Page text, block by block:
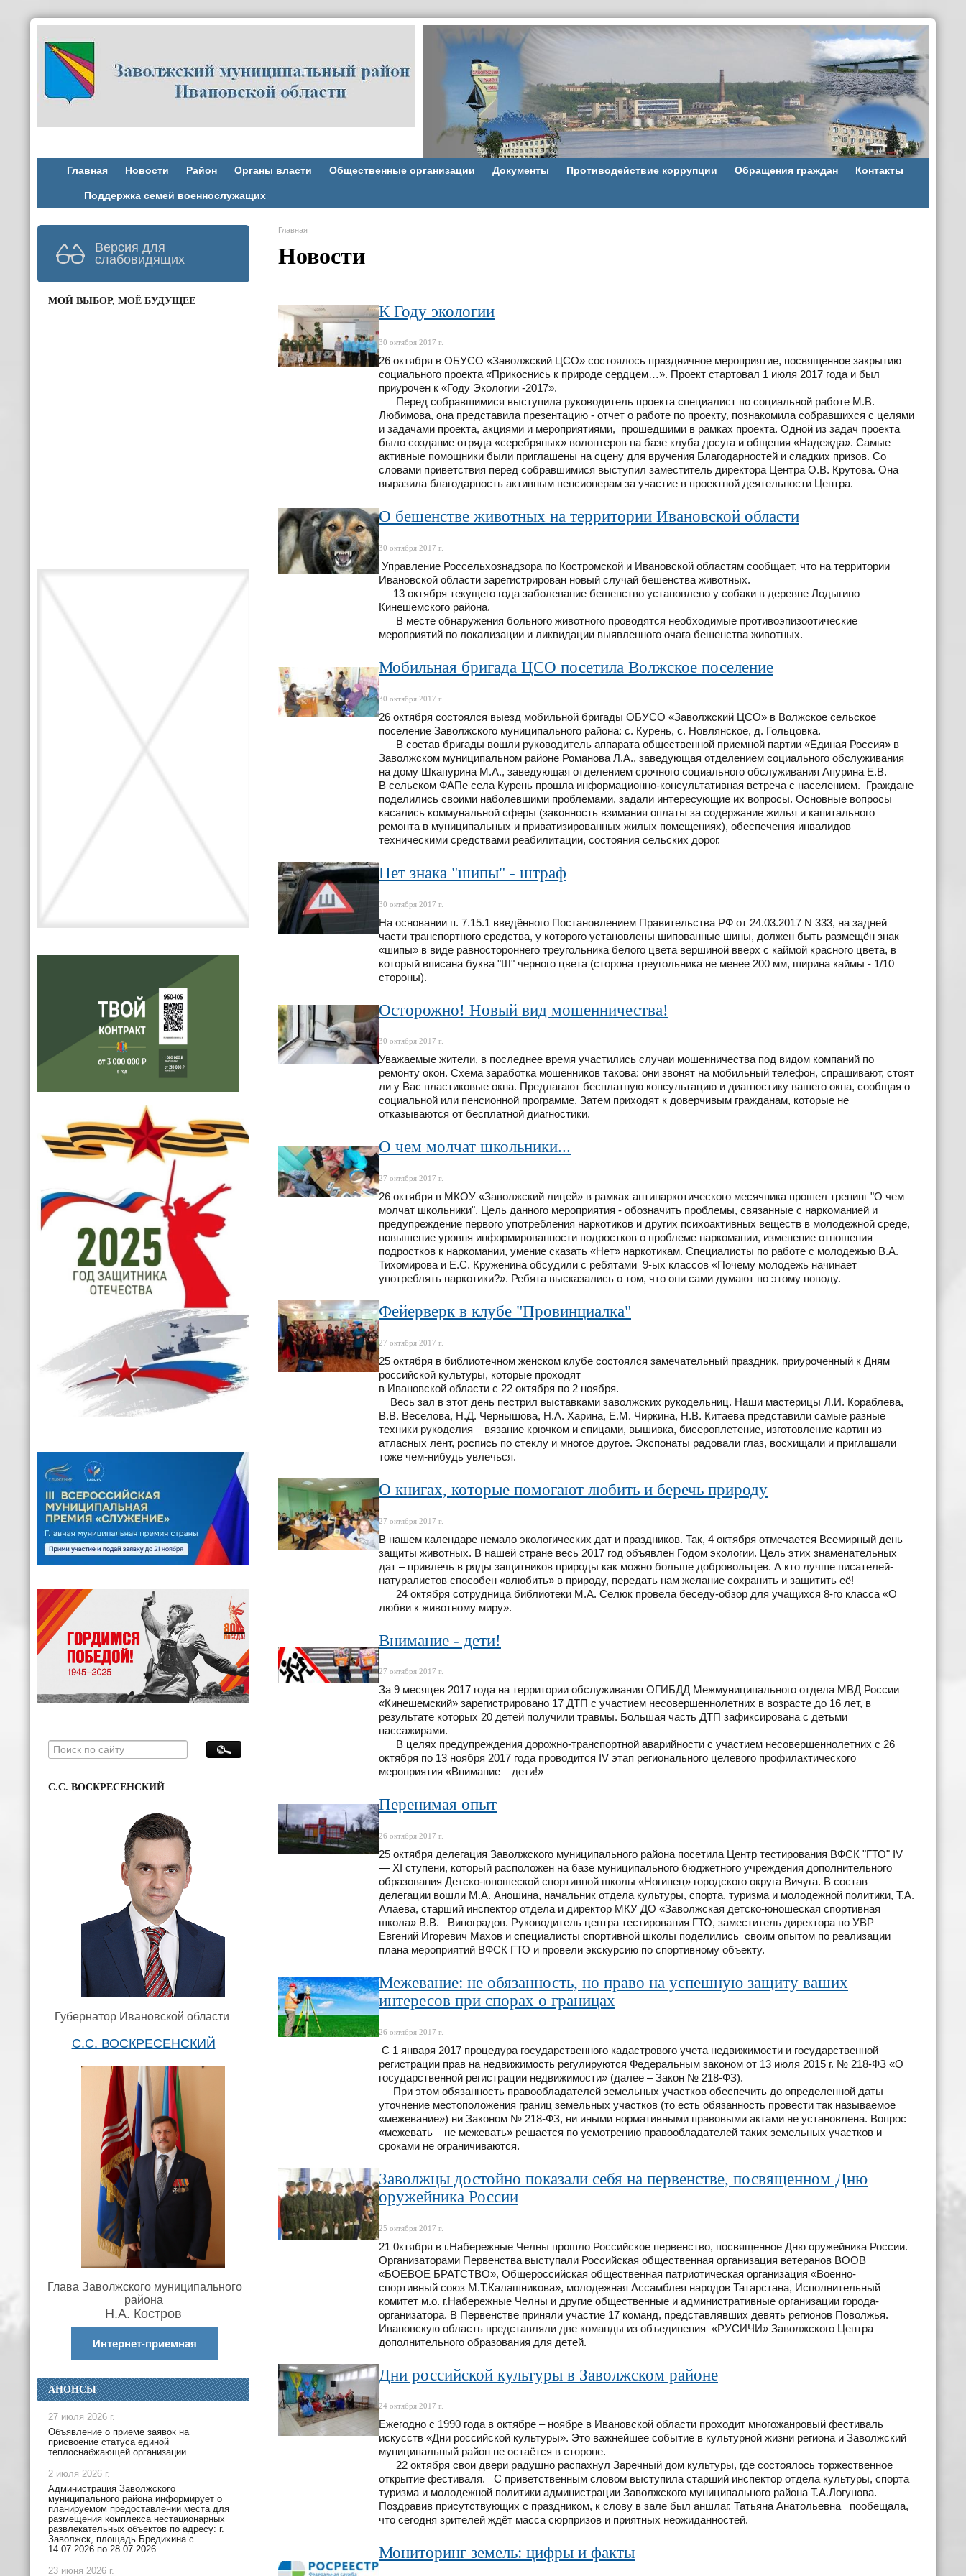
Главная Новости Район Органы власти Общественные организации Документы Противодействие коррупции Обращения граждан Контакты
Поддержка семей военнослужащих
Версия для
слабовидящих
МОЙ ВЫБОР, МОЁ БУДУЩЕЕ
С.С. ВОСКРЕСЕНСКИЙ
Губернатор Ивановской области
С.С. ВОСКРЕСЕНСКИЙ
Глава Заволжского муниципального
района
Н.А. Костров
Интернет-приемная
АНОНСЫ
27 июля 2026 г.
Объявление о приеме заявок на
присвоение статуса единой
теплоснабжающей организации
2 июля 2026 г.
Администрация Заволжского
муниципального района информирует о
планируемом предоставлении места для
размещения комплекса нестационарных
развлекательных объектов по адресу: г.
Заволжск, площадь Бредихина с
14.07.2026 по 28.07.2026.
23 июня 2026 г.
Главная
Новости
К Году экологии
30 октября 2017 г.
26 октября в ОБУСО «Заволжский ЦСО» состоялось праздничное мероприятие, посвященное закрытию
социального проекта «Прикоснись к природе сердцем…». Проект стартовал 1 июля 2017 года и был
приурочен к «Году Экологии -2017».
Перед собравшимися выступила руководитель проекта специалист по социальной работе М.В.
Любимова, она представила презентацию - отчет о работе по проекту, познакомила собравшихся с целями
и задачами проекта, акциями и мероприятиями, прошедшими в рамках проекта. Одной из задач проекта
было создание отряда «серебряных» волонтеров на базе клуба досуга и общения «Надежда». Самые
активные помощники были приглашены на сцену для вручения Благодарностей и сладких призов. Со
словами приветствия перед собравшимися выступил заместитель директора Центра О.В. Крутова. Она
выразила благодарность активным пенсионерам за участие в проектной деятельности Центра.
О бешенстве животных на территории Ивановской области
30 октября 2017 г.
Управление Россельхознадзора по Костромской и Ивановской областям сообщает, что на территории
Ивановской области зарегистрирован новый случай бешенства животных.
13 октября текущего года заболевание бешенство установлено у собаки в деревне Лодыгино
Кинешемского района.
В месте обнаружения больного животного проводятся необходимые противоэпизоотические
мероприятий по локализации и ликвидации выявленного очага бешенства животных.
Мобильная бригада ЦСО посетила Волжское поселение
30 октября 2017 г.
26 октября состоялся выезд мобильной бригады ОБУСО «Заволжский ЦСО» в Волжское сельское
поселение Заволжского муниципального района: с. Курень, с. Новлянское, д. Гольцовка.
В состав бригады вошли руководитель аппарата общественной приемной партии «Единая Россия» в
Заволжском муниципальном районе Романова Л.А., заведующая отделением социального обслуживания
на дому Шкапурина М.А., заведующая отделением срочного социального обслуживания Апурина Е.В.
В сельском ФАПе села Курень прошла информационно-консультативная встреча с населением. Граждане
поделились своими наболевшими проблемами, задали интересующие их вопросы. Основные вопросы
касались коммунальной сферы (законность взимания оплаты за содержание жилья и капитального
ремонта в муниципальных и приватизированных жилых помещениях), обеспечения инвалидов
техническими средствами реабилитации, состояния сельских дорог.
Нет знака "шипы" - штраф
30 октября 2017 г.
На основании п. 7.15.1 введённого Постановлением Правительства РФ от 24.03.2017 N 333, на задней
части транспортного средства, у которого установлены шипованные шины, должен быть размещён знак
«шипы» в виде равностороннего треугольника белого цвета вершиной вверх с каймой красного цвета, в
который вписана буква "Ш" черного цвета (сторона треугольника не менее 200 мм, ширина каймы - 1/10
стороны).
Осторожно! Новый вид мошенничества!
30 октября 2017 г.
Уважаемые жители, в последнее время участились случаи мошенничества под видом компаний по
ремонту окон. Схема заработка мошенников такова: они звонят на мобильный телефон, спрашивают, стоят
ли у Вас пластиковые окна. Предлагают бесплатную консультацию и диагностику вашего окна, сообщая о
социальной или пенсионной программе. Затем приходят к доверчивым гражданам, которые не
отказываются от бесплатной диагностики.
О чем молчат школьники...
27 октября 2017 г.
26 октября в МКОУ «Заволжский лицей» в рамках антинаркотического месячника прошел тренинг "О чем
молчат школьники". Цель данного мероприятия - обозначить проблемы, связанные с наркоманией и
предупреждение первого употребления наркотиков и других психоактивных веществ в молодежной среде,
повышение уровня информированности подростков о проблеме наркомании, изменение отношения
подростков к наркомании, умение сказать «Нет» наркотикам. Специалисты по работе с молодежью В.А.
Тихомирова и Е.С. Круженина обсудили с ребятами 9-ых классов «Почему молодежь начинает
употреблять наркотики?». Ребята высказались о том, что они сами думают по этому поводу.
Фейерверк в клубе "Провинциалка"
27 октября 2017 г.
25 октября в библиотечном женском клубе состоялся замечательный праздник, приуроченный к Дням
российской культуры, которые проходят
в Ивановской области с 22 октября по 2 ноября.
Весь зал в этот день пестрил выставками заволжских рукодельниц. Наши мастерицы Л.И. Кораблева,
В.В. Веселова, Н.Д. Чернышова, Н.А. Харина, Е.М. Чиркина, Н.В. Китаева представили самые разные
техники рукоделия – вязание крючком и спицами, вышивка, бисероплетение, изготовление картин из
атласных лент, роспись по стеклу и многое другое. Экспонаты радовали глаз, восхищали и приглашали
тоже чем-нибудь увлечься.
О книгах, которые помогают любить и беречь природу
27 октября 2017 г.
В нашем календаре немало экологических дат и праздников. Так, 4 октября отмечается Всемирный день
защиты животных. В нашей стране весь 2017 год объявлен Годом экологии. Цель этих знаменательных
дат – привлечь в ряды защитников природы как можно больше добровольцев. А кто лучше писателей-
натуралистов способен «влюбить» в природу, передать нам желание сохранить и защитить её!
24 октября сотрудница библиотеки М.А. Селюк провела беседу-обзор для учащихся 8-го класса «О
любви к животному миру».
Внимание - дети!
27 октября 2017 г.
За 9 месяцев 2017 года на территории обслуживания ОГИБДД Межмуниципального отдела МВД России
«Кинешемский» зарегистрировано 17 ДТП с участием несовершеннолетних в возрасте до 16 лет, в
результате которых 20 детей получили травмы. Большая часть ДТП зафиксирована с детьми
пассажирами.
В целях предупреждения дорожно-транспортной аварийности с участием несовершеннолетних с 26
октября по 13 ноября 2017 года проводится IV этап регионального целевого профилактического
мероприятия «Внимание – дети!»
Перенимая опыт
26 октября 2017 г.
25 октября делегация Заволжского муниципального района посетила Центр тестирования ВФСК "ГТО" IV
— XI ступени, который расположен на базе муниципального бюджетного учреждения дополнительного
образования Детско-юношеской спортивной школы «Ногинец» городского округа Вичуга. В состав
делегации вошли М.А. Аношина, начальник отдела культуры, спорта, туризма и молодежной политики, Т.А.
Алаева, старший инспектор отдела и директор МКУ ДО «Заволжская детско-юношеская спортивная
школа» В.В. Виноградов. Руководитель центра тестирования ГТО, заместитель директора по УВР
Евгений Игоревич Махов и специалисты спортивной школы поделились своим опытом по реализации
плана мероприятий ВФСК ГТО и провели экскурсию по спортивному объекту.
Межевание: не обязанность, но право на успешную защиту ваших
интересов при спорах о границах
26 октября 2017 г.
С 1 января 2017 процедура государственного кадастрового учета недвижимости и государственной
регистрации прав на недвижимость регулируются Федеральным законом от 13 июля 2015 г. № 218-ФЗ «О
государственной регистрации недвижимости» (далее – Закон № 218-ФЗ).
При этом обязанность правообладателей земельных участков обеспечить до определенной даты
уточнение местоположения границ земельных участков (то есть обязанность провести так называемое
«межевание») ни Законом № 218-ФЗ, ни иными нормативными правовыми актами не установлена. Вопрос
«межевать – не межевать» решается по усмотрению правообладателей таких земельных участков и
сроками не ограничиваются.
Заволжцы достойно показали себя на первенстве, посвященном Дню
оружейника России
25 октября 2017 г.
21 0ктября в г.Набережные Челны прошло Российское первенство, посвященное Дню оружейника России.
Организаторами Первенства выступали Российская общественная организация ветеранов ВООВ
«БОЕВОЕ БРАТСТВО», Общероссийская общественная патриотическая организация «Военно-
спортивный союз М.Т.Калашникова», молодежная Ассамблея народов Татарстана, Исполнительный
комитет м.о. г.Набережные Челны и другие общественные и административные организации города-
организатора. В Первенстве приняли участие 17 команд, представлявших девять регионов Поволжья.
Ивановскую область представляли две команды из объединения «РУСИЧИ» Заволжского Центра
дополнительного образования для детей.
Дни российской культуры в Заволжском районе
24 октября 2017 г.
Ежегодно с 1990 года в октябре – ноябре в Ивановской области проходит многожанровый фестиваль
искусств «Дни российской культуры». Это важнейшее событие в культурной жизни региона и Заволжский
муниципальный район не остаётся в стороне.
22 октября свои двери радушно распахнул Заречный дом культуры, где состоялось торжественное
открытие фестиваля. С приветственным словом выступила старший инспектор отдела культуры, спорта
туризма и молодежной политики администрации Заволжского муниципального района Т.А.Логунова.
Поздравив присутствующих с праздником, к слову в зале был аншлаг, Татьяна Анатольевна пообещала,
что сегодня зрителей ждёт масса сюрпризов и приятных неожиданностей.
Мониторинг земель: цифры и факты